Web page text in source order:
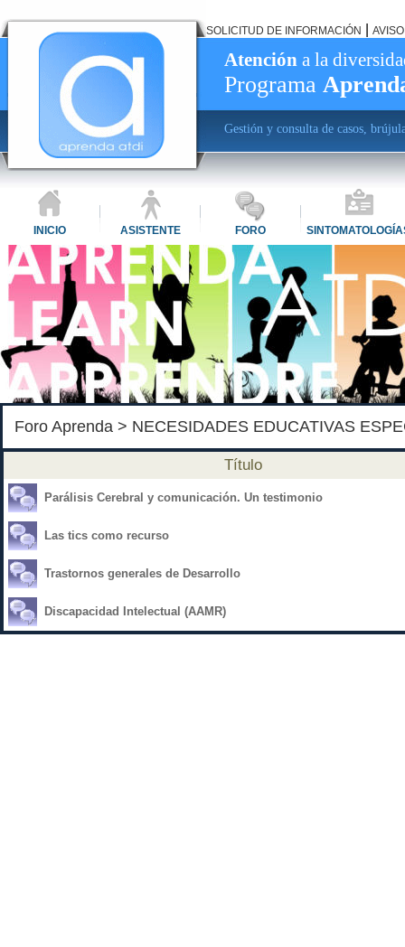
SOLICITUD DE INFORMACIÓN
Atención a la
Programa
Gestión y consulta de casos,
INICIO ASISTENTE FORO
Foro Aprenda > NECESIDADES EDUCATIVAS
Título
Parálisis Cerebral y comunicación. Un testimonio
Las tics como recurso
Trastornos generales de Desarrollo
Discapacidad Intelectual (AAMR)